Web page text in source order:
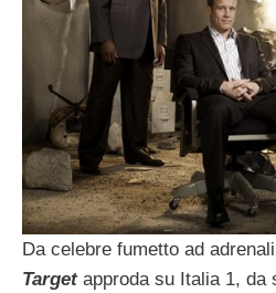
Da celebre fumetto ad
Targetapproda su Italia 1, da